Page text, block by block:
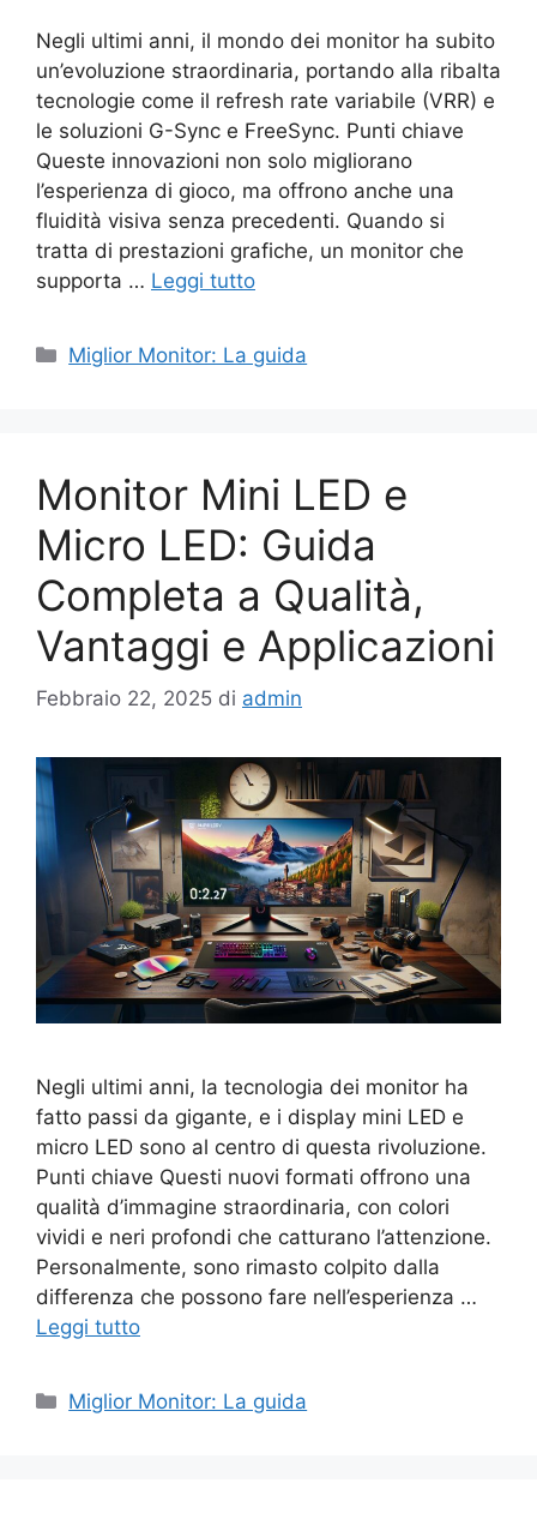
Negli ultimi anni, il mondo dei monitor ha subito
un’evoluzione straordinaria, portando alla ribalta
tecnologie come il refresh rate variabile (VRR) e
le soluzioni G-Sync e FreeSync. Punti chiave
Queste innovazioni non solo migliorano
l’esperienza di gioco, ma offrono anche una
fluidità visiva senza precedenti. Quando si
tratta di prestazioni grafiche, un monitor che
supporta … Leggi tutto
Categorie
Miglior Monitor: La guida
Monitor Mini LED e
Micro LED: Guida
Completa a Qualità,
Vantaggi e Applicazioni
Febbraio 22, 2025 di admin
Negli ultimi anni, la tecnologia dei monitor ha
fatto passi da gigante, e i display mini LED e
micro LED sono al centro di questa rivoluzione.
Punti chiave Questi nuovi formati offrono una
qualità d’immagine straordinaria, con colori
vividi e neri profondi che catturano l’attenzione.
Personalmente, sono rimasto colpito dalla
differenza che possono fare nell’esperienza …
Leggi tutto
Categorie
Miglior Monitor: La guida